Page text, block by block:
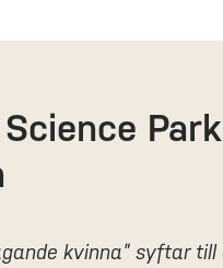
Park
kvinna” syftar